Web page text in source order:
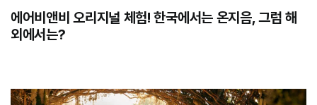
에어비앤비 오리지널 체험! 한국에서는 온지음, 그럼 해
외에서는?